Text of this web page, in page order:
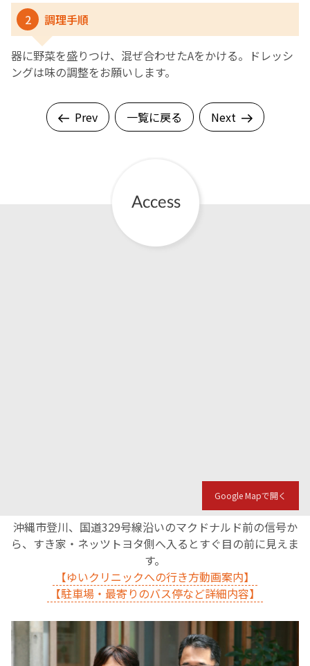
2 調理手順
器に野菜を盛りつけ、混ぜ合わせたAをかける。ドレッシ
ングは味の調整をお願いします。
Prev 一覧に戻る Next
Google Mapで開く
沖縄市登川、国道329号線沿いのマクドナルド前の信号か
ら、すき家・ネッツトヨタ側へ入るとすぐ目の前に見えま
す。
【ゆいクリニックへの行き方動画案内】
【駐車場・最寄りのバス停など詳細内容】